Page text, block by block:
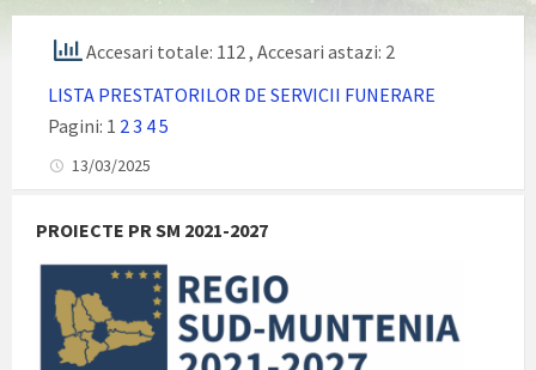
Accesari totale: 112 , Accesari astazi: 2
LISTA PRESTATORILOR DE SERVICII FUNERARE
Pagini: 1 2 3 45
13/03/2025
PROIECTE PR SM 2021-2027